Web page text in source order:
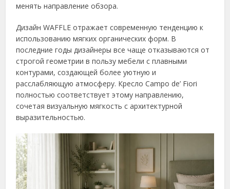
менять направление обзора.
Дизайн WAFFLE отражает современную тенденцию к
использованию мягких органических форм. В
последние годы дизайнеры все чаще отказываются от
строгой геометрии в пользу мебели с плавными
контурами, создающей более уютную и
расслабляющую атмосферу. Кресло Campo de’ Fiori
полностью соответствует этому направлению,
сочетая визуальную мягкость с архитектурной
выразительностью.